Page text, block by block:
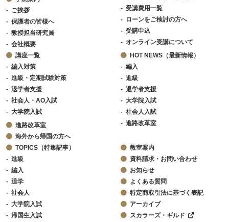
ご挨拶
保護者の皆様へ
教授担当研究員
会社概要
受講費用一覧
ローンをご検討の方へ
受講申込
オンライン受講について
講座一覧
編入対策
進級・定期試験対策
退学者支援
社会人・AO入試
大学院入試
進路改革室
海外から帰国の方へ
HOT NEWS（最新情報）
編入
進級
退学者支援
大学院入試
社会人入試
進路改革室
TOPICS（特集記事）
進級
編入
退学
社会人
大学院入試
帰国生入試
教室案内
資料請求・お問い合わせ
お知らせ
よくある質問
特定商取引法に基づく表記
アーカイブ
スカラーズ・ギルド